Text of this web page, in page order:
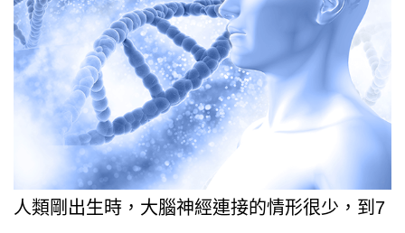
人類剛出生時，大腦神經連接的情形很少，到7